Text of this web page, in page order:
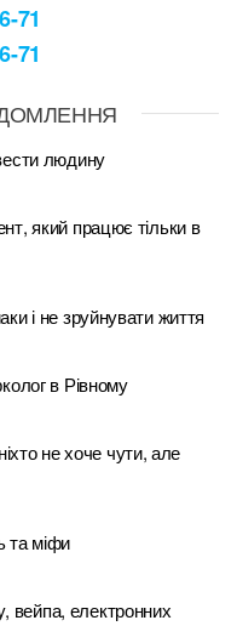
71
71
людину
який працює тільки в
і не зруйнувати життя
в Рівному
не хоче чути, але
та міфи
вейпа, електронних